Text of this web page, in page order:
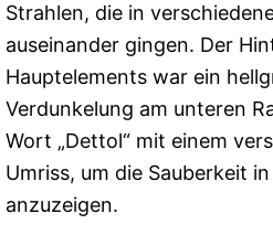
Strahlen, die in
auseinander gingen. Der
Hauptelements war ein
Verdunkelung am unteren
Wort „Dettol“ mit einem
Umriss, um die Sauberkeit
anzuzeigen.